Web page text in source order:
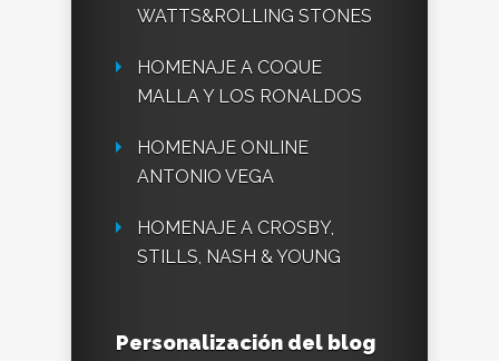
WATTS&ROLLING STONES
HOMENAJE A COQUE
MALLA Y LOS RONALDOS
HOMENAJE ONLINE
ANTONIO VEGA
HOMENAJE A CROSBY,
STILLS, NASH & YOUNG
Personalización del blog